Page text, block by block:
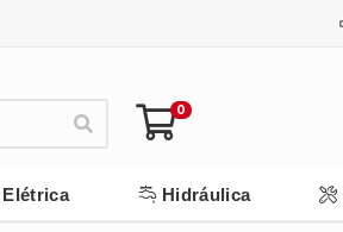
0
Elétrica Hidráulica